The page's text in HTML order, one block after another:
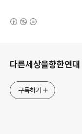
다른세상을향한연대
구독하기